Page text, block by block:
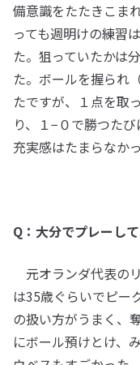
備意識をたたきこま
っても週明けの練習
た。狙っていたかは
た。ボールを握られ
たですが、１点を取
り、１−０で勝つた
充実感はたまらなか
Q：大分でプレーし
元オランダ代表の
は35歳ぐらいでピー
の扱い方がうまく、
にボール預けとけ、